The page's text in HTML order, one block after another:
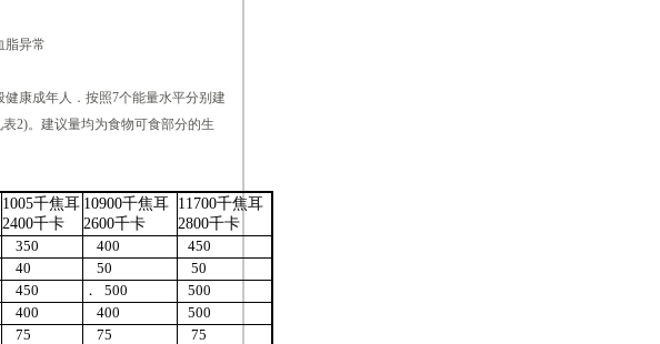
异常
康成年人．按照7个能量水平分别建
2)。建议量均为食物可食部分的生
1005千焦耳
2400千卡
10900千焦耳
2600千卡
11700千焦耳
2800千卡
350 400
450
40 50
50
450 ． 500
500
400 400
500
75 75
75